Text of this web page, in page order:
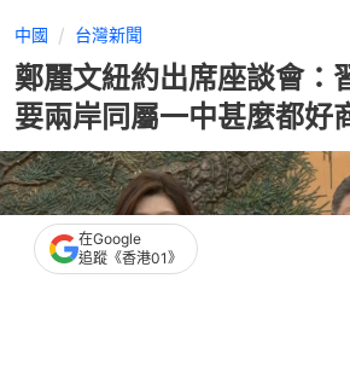
中國 台灣新聞
鄭麗文紐約出席座談會：
要兩岸同屬一中甚麼都好
在Google
追蹤《香港01》